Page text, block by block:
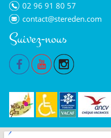
02 96 91 80 57
contact@stereden.com
Suivez-nous